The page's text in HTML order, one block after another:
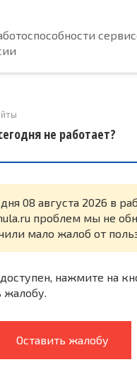
не работает?
08 августа 2026 в
проблем мы не
мало жалоб от
нажмите на
жалобу.
Оставить жалобу